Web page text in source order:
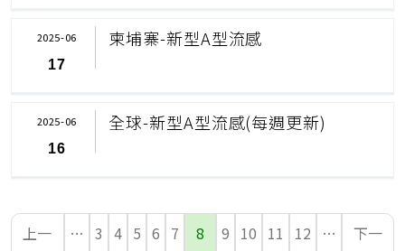
柬埔寨-新型A型流感
2025-06
17
全球-新型A型流感(每週更新)
2025-06
16
上一 … 3 4 5 6 7 8 9 10 11 12 … 下一